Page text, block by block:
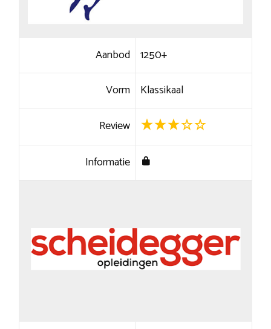
Aanbod 1250+
Vorm Klassikaal
Review
Informatie